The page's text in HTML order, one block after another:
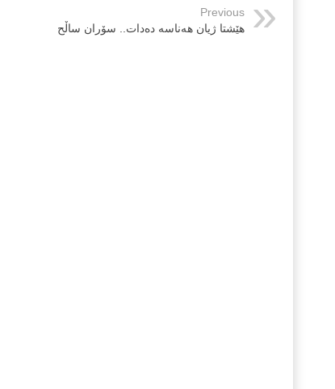
Previous
هێشتا ژیان هەناسە دەدات.. سۆران ساڵح